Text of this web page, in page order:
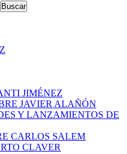
JIMÉNEZ
JAVIER ALAÑÓN
Y LANZAMIENTOS DE
CARLOS SALEM
CLAVER